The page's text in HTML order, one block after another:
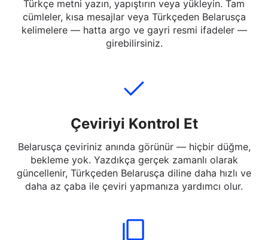
Metin Ekle
Türkçe metni yazın, yapıştırın veya yükleyin. Tam
cümleler, kısa mesajlar veya Türkçeden Belarusça
Çeviriyi Kontrol Et
Belarusça çeviriniz anında görünür — hiçbir düğme,
bekleme yok. Yazdıkça gerçek zamanlı olarak
daha az çaba ile çeviri yapmanıza yardımcı olur.